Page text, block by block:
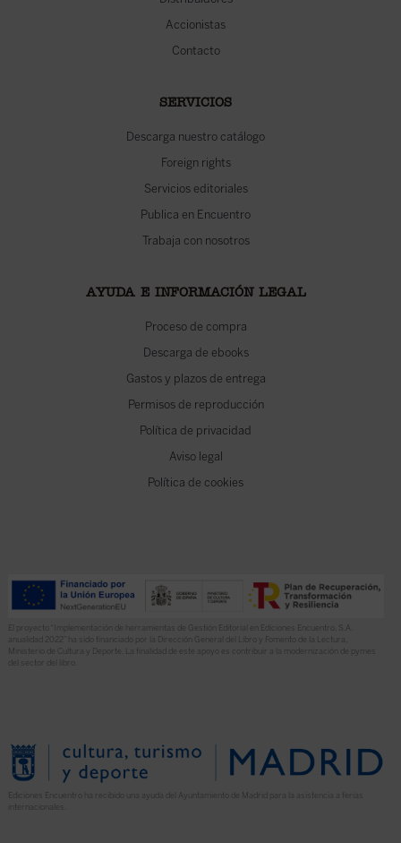
Accionistas
Contacto
SERVICIOS
Descarga nuestro catálogo
Foreign rights
Servicios editoriales
Publica en Encuentro
Trabaja con nosotros
AYUDA E INFORMACIÓN LEGAL
Proceso de compra
Descarga de ebooks
Gastos y plazos de entrega
Permisos de reproducción
Política de privacidad
Aviso legal
Política de cookies
El proyecto “Implementación de herramientas de Gestión Editorial en Ediciones Encuentro, S.A.
anualidad 2022” ha sido financiado por la Dirección General del Libro y Fomento de la Lectura,
Ministerio de Cultura y Deporte. La finalidad de este apoyo es contribuir a la modernización de pymes
del sector del libro.
Ediciones Encuentro ha recibido una ayuda del Ayuntamiento de Madrid para la asistencia a ferias